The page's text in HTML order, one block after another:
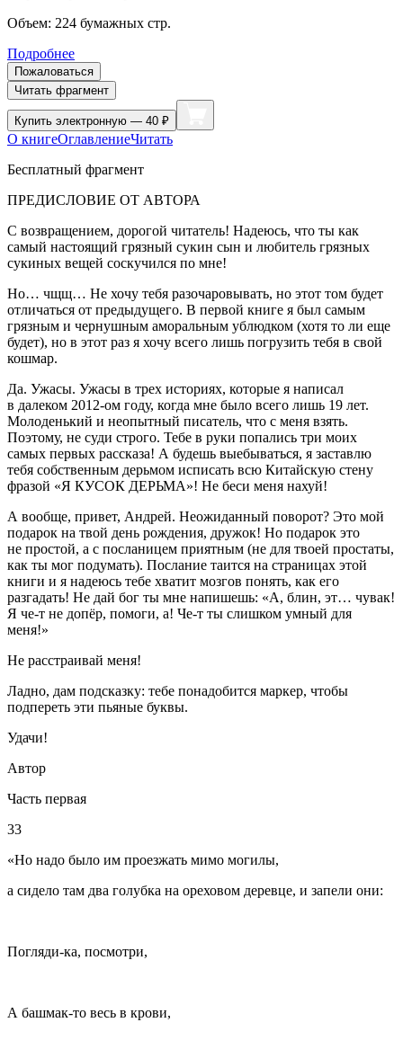
Объем: 224 бумажных стр.
Подробнее
Пожаловаться
Читать фрагмент
Купить электронную — 40 ₽
О книгеОглавлениеЧитать
Бесплатный фрагмент
ПРЕДИСЛОВИЕ ОТ АВТОРА
С возвращением, дорогой читатель! Надеюсь, что ты как
самый настоящий грязный сукин сын и любитель грязных
сукиных вещей соскучился по мне!
Но… чщщ… Не хочу тебя разочаровывать, но этот том будет
отличаться от предыдущего. В первой книге я был самым
грязным и чернушным аморальным ублюдком (хотя то ли еще
будет), но в этот раз я хочу всего лишь погрузить тебя в свой
кошмар.
Да. Ужасы. Ужасы в трех историях, которые я написал
в далеком 2012-ом году, когда мне было всего лишь 19 лет.
Молоденький и неопытный писатель, что с меня взять.
Поэтому, не суди строго. Тебе в руки попались три моих
самых первых рассказа! А будешь выебываться, я заставлю
тебя собственным дерьмом исписать всю Китайскую стену
фразой «Я КУСОК ДЕРЬМА»! Не беси меня нахуй!
А вообще, привет, Андрей. Неожиданный поворот? Это мой
подарок на твой день рождения, дружок! Но подарок это
не простой, а с посланицем приятным (не для твоей простаты,
как ты мог подумать). Послание таится на страницах этой
книги и я надеюсь тебе хватит мозгов понять, как его
разгадать! Не дай бог ты мне напишешь: «А, блин, эт… чувак!
Я че-т не допёр, помоги, а! Че-т ты слишком умный для
меня!»
Не расстраивай меня!
Ладно, дам подсказку: тебе понадобится маркер, чтобы
подпереть эти пьяные буквы.
Удачи!
Автор
Часть первая
33
«Но надо было им проезжать мимо могилы,
а сидело там два голубка на ореховом деревце, и запели они:
Погляди-ка, посмотри,
А башмак-то весь в крови,